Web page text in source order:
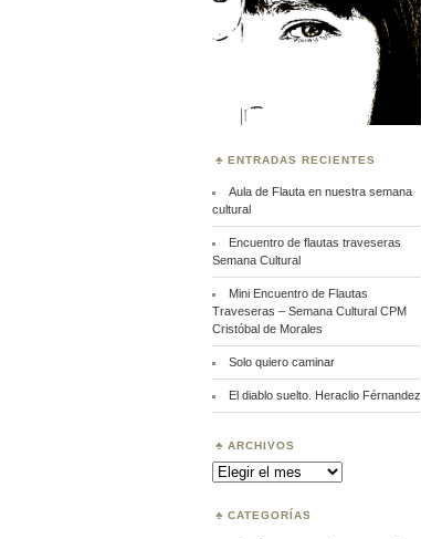
ENTRADAS RECIENTES
Aula de Flauta en nuestra semana
cultural
Encuentro de flautas traveseras
Semana Cultural
Mini Encuentro de Flautas
Traveseras – Semana Cultural CPM
Cristóbal de Morales
Solo quiero caminar
El diablo suelto. Heraclio Férnandez
ARCHIVOS
Archivos
CATEGORÍAS